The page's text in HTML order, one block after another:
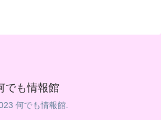
でも情報館
何でも情報館.